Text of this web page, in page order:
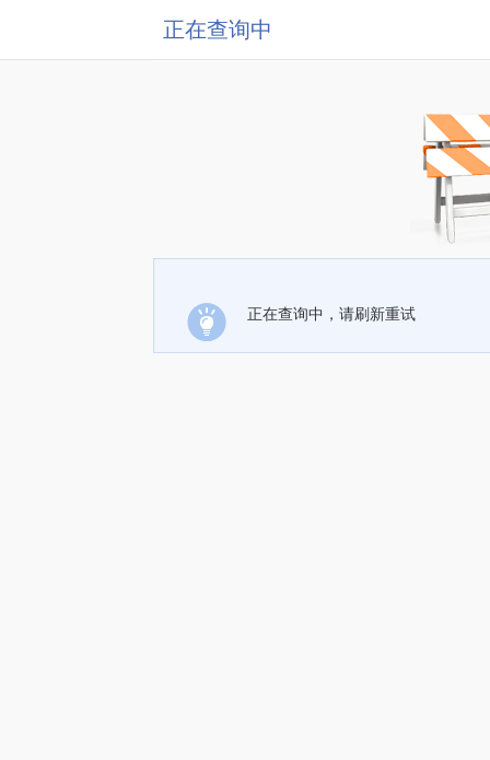
正在查询中
正在查询中，请刷新重试